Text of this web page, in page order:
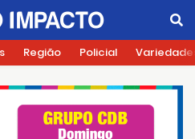
Região Policial